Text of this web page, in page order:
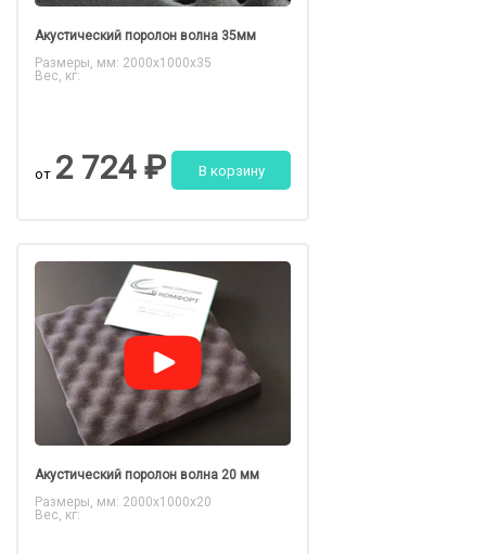
Акустический поролон волна 35мм
Размеры, мм: 2000x1000x35
Вес, кг:
от 2 724 ₽ В корзину
Акустический поролон волна 20 мм
Размеры, мм: 2000x1000x20
Вес, кг: